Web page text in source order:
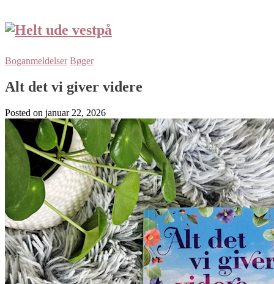
Boganmeldelser Bøger
Alt det vi giver videre
Posted on januar 22, 2026